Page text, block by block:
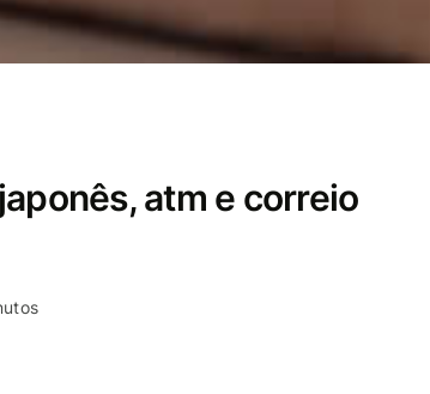
atm e correio